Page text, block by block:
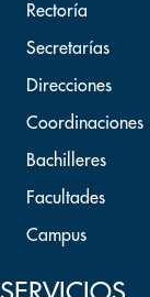
Rectoría
Secretarías
Direcciones
Coordinaciones
Bachilleres
Facultades
Campus